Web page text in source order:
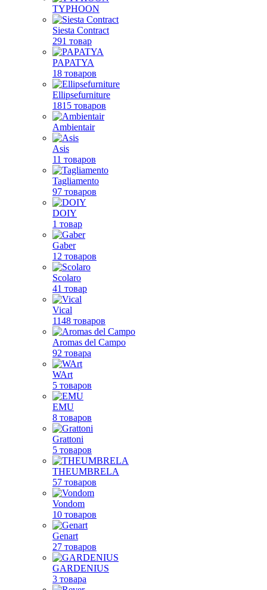
TYPHOON
Siesta Contract
291 товар
PAPATYA
18 товаров
Ellipsefurniture
1815 товаров
Ambientair
Asis
11 товаров
Tagliamento
97 товаров
DOIY
1 товар
Gaber
12 товаров
Scolaro
41 товар
Vical
1148 товаров
Aromas del Campo
92 товара
WArt
5 товаров
EMU
8 товаров
Grattoni
5 товаров
THEUMBRELA
57 товаров
Vondom
10 товаров
Genart
27 товаров
GARDENIUS
3 товара